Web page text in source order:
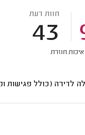
חוות דעת
43
חוזרת
לדירה (כולל פגישות